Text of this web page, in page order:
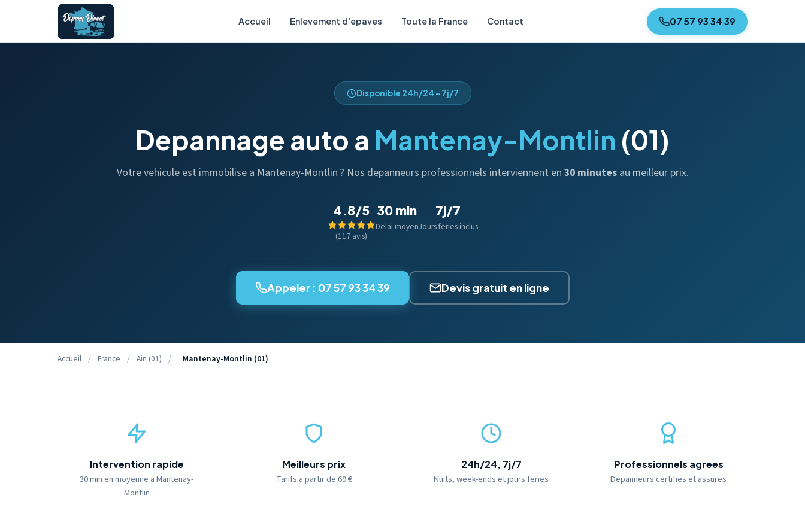
Accueil Enlevement d'epaves Toute la France Contact 07 57 93 34 39
Disponible 24h/24 - 7j/7
Depannage auto a Mantenay-Montlin (01)
Votre vehicule est immobilise a Mantenay-Montlin ? Nos depanneurs professionnels interviennent en 30 minutesau meilleur prix.
4.8/5
(117 avis)
30 min
Delai moyen
7j/7
Jours feries inclus
Appeler : 07 57 93 34 39 Devis gratuit en ligne
Accueil / France / Ain (01) / Mantenay-Montlin (01)
Intervention rapide
30 min en moyenne a Mantenay-
Montlin
Meilleurs prix
Tarifs a partir de 69 €
24h/24, 7j/7
Nuits, week-ends et jours feries
Professionnels agrees
Depanneurs certifies et assures